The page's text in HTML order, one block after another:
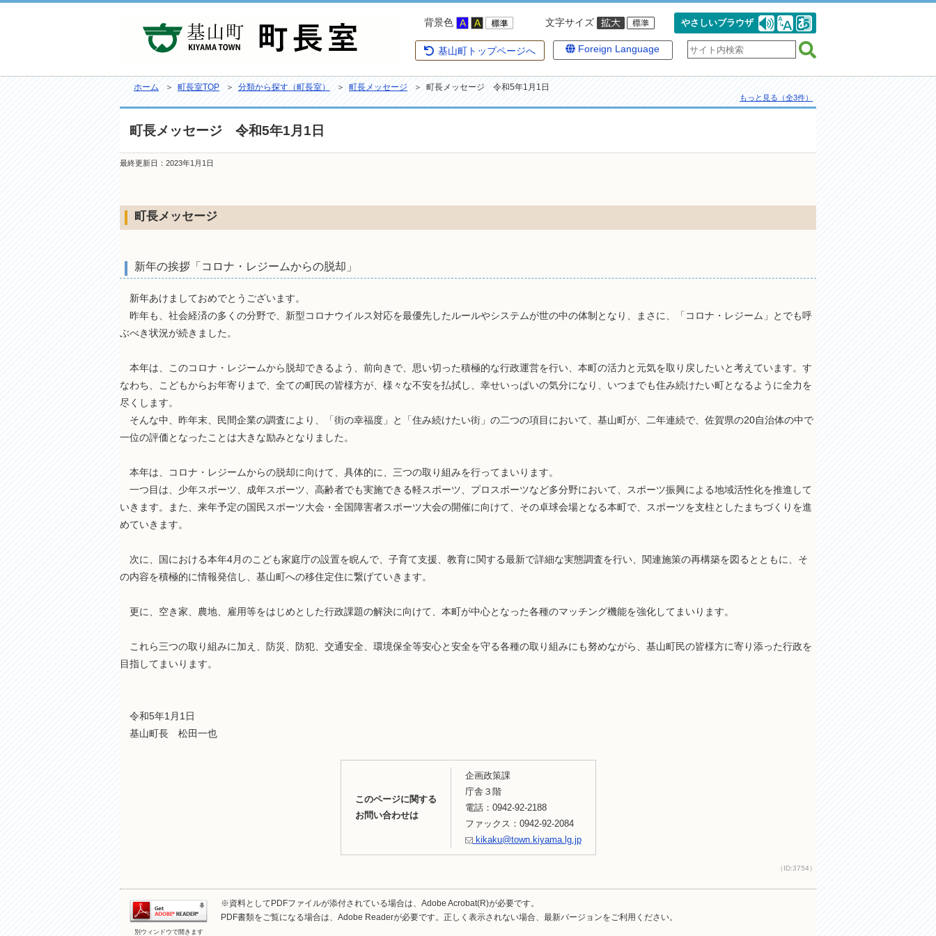
背景色 文字サイズ やさしいブラウザ
基山町トップページへ Foreign Language
ホーム ＞ 町長室TOP ＞ 分類から探す（町長室） ＞ 町長メッセージ ＞ 町長メッセージ 令和5年1月1日
もっと見る（全3件）
町長メッセージ 令和5年1月1日
最終更新日： 2023年1月1日
町長メッセージ
新年の挨拶「コロナ・レジームからの脱却」
新年あけましておめでとうございます。
昨年も、社会経済の多くの分野で、新型コロナウイルス対応を最優先したルールやシステムが世の中の体制となり、まさに、「コロナ・レジーム」とでも呼
ぶべき状況が続きました。
本年は、このコロナ・レジームから脱却できるよう、前向きで、思い切った積極的な行政運営を行い、本町の活力と元気を取り戻したいと考えています。す
なわち、こどもからお年寄りまで、全ての町民の皆様方が、様々な不安を払拭し、幸せいっぱいの気分になり、いつまでも住み続けたい町となるように全力を
尽くします。
そんな中、昨年末、民間企業の調査により、「街の幸福度」と「住み続けたい街」の二つの項目において、基山町が、二年連続で、佐賀県の20自治体の中で
一位の評価となったことは大きな励みとなりました。
本年は、コロナ・レジームからの脱却に向けて、具体的に、三つの取り組みを行ってまいります。
一つ目は、少年スポーツ、成年スポーツ、高齢者でも実施できる軽スポーツ、プロスポーツなど多分野において、スポーツ振興による地域活性化を推進して
いきます。また、来年予定の国民スポーツ大会・全国障害者スポーツ大会の開催に向けて、その卓球会場となる本町で、スポーツを支柱としたまちづくりを進
めていきます。
次に、国における本年4月のこども家庭庁の設置を睨んで、子育て支援、教育に関する最新で詳細な実態調査を行い、関連施策の再構築を図るとともに、そ
の内容を積極的に情報発信し、基山町への移住定住に繋げていきます。
更に、空き家、農地、雇用等をはじめとした行政課題の解決に向けて、本町が中心となった各種のマッチング機能を強化してまいります。
これら三つの取り組みに加え、防災、防犯、交通安全、環境保全等安心と安全を守る各種の取り組みにも努めながら、基山町民の皆様方に寄り添った行政を
目指してまいります。
令和5年1月1日
基山町長 松田一也
このページに関する
お問い合わせは
企画政策課
庁舎３階
電話：0942-92-2188
ファックス：0942-92-2084
kikaku@town.kiyama.lg.jp
（ID:3754）
別ウィンドウで開きます
※資料としてPDFファイルが添付されている場合は、Adobe Acrobat(R)が必要です。
PDF書類をご覧になる場合は、Adobe Readerが必要です。正しく表示されない場合、最新バージョンをご利用ください。